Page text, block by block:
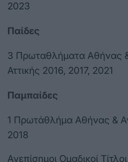
2023
Παίδες
3 Πρωταθλήματα Αθήνας
Αττικής 2016, 2017, 2021
Παμπαίδες
1 Πρωτάθλήμα Αθήνας &
2018
Ανεπίσημοι Ομαδικοί